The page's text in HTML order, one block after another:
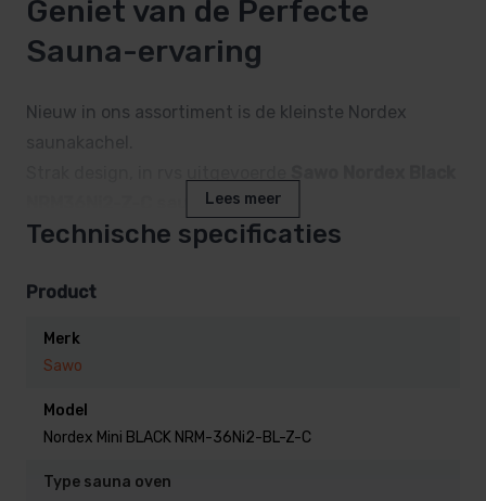
Geniet van de Perfecte
Sauna-ervaring
Nieuw in ons assortiment is de kleinste Nordex
NRM36Ni2-Z-C saunakachel
Geniet van een heerlijk ontspannen saunasessie in je
Deze compacte, maar krachtige saunaoven is
vooral in de kleinere saunacabines.
Waarom kiezen voor de SAWO
Lees meer
Technische specificaties
Product
Merk
Sawo
Model
Nordex Mini BLACK NRM-36Ni2-BL-Z-C
Type sauna oven